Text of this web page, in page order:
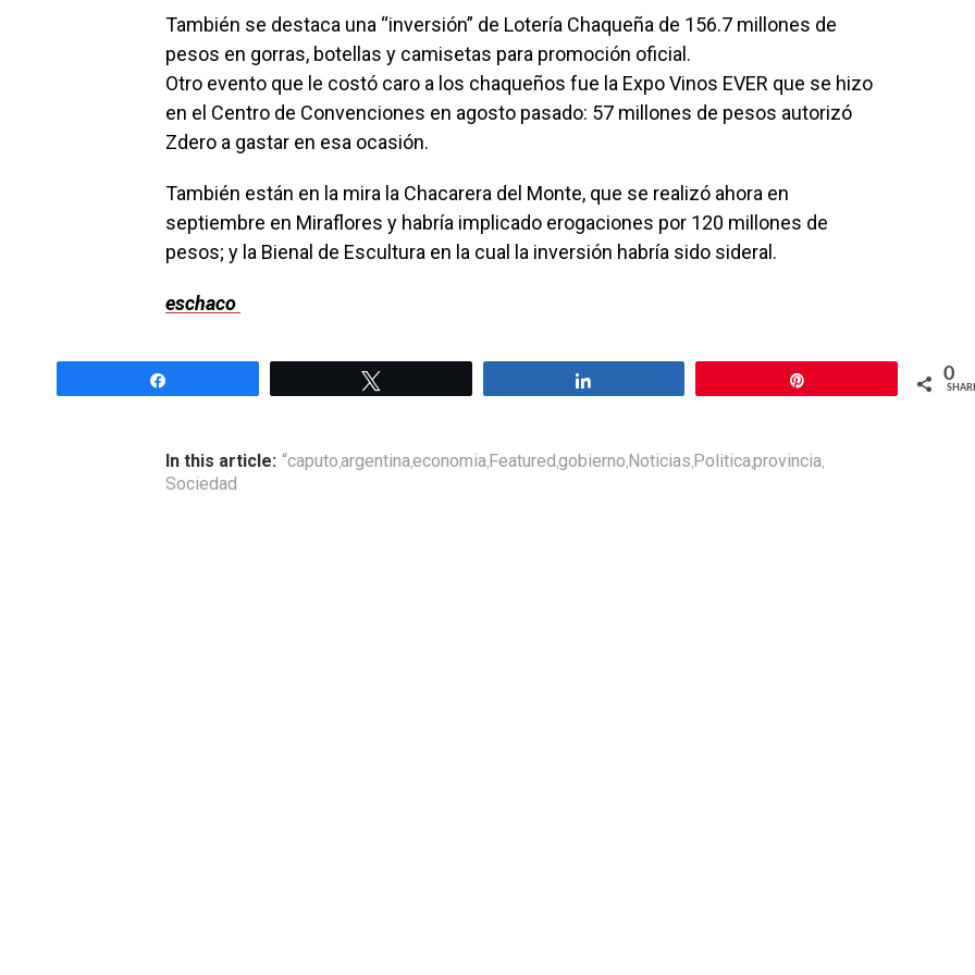
También se destaca una “inversión” de Lotería Chaqueña de 156.7 millones de
pesos en gorras, botellas y camisetas para promoción oficial.
Otro evento que le costó caro a los chaqueños fue la Expo Vinos EVER que se hizo
en el Centro de Convenciones en agosto pasado: 57 millones de pesos autorizó
Zdero a gastar en esa ocasión.
También están en la mira la Chacarera del Monte, que se realizó ahora en
septiembre en Miraflores y habría implicado erogaciones por 120 millones de
pesos; y la Bienal de Escultura en la cual la inversión habría sido sideral.
eschaco
0
In this article: “caputo,argentina,economia,Featured,gobierno,Noticias,Politica,provincia,
Sociedad